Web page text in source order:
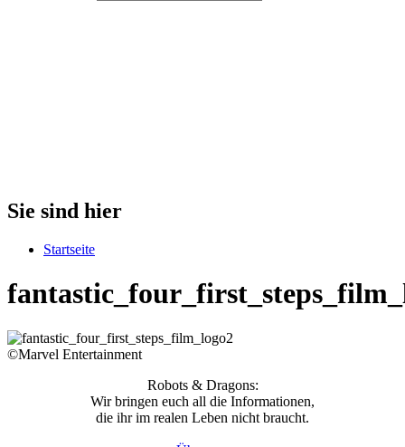
Sie sind hier
Startseite
©Marvel Entertainment
Robots & Dragons:
Wir bringen euch all die Informationen,
die ihr im realen Leben nicht braucht.